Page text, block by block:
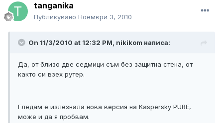
tanganika
Публикувано Ноември 3, 2010
On 11/3/2010 at 12:32 PM, nikikom написа:
Да, от близо две седмици съм без защитна стена, от
както си взех рутер.
Гледам е излезнала нова версия на Kaspersky PURE,
може и да я пробвам.